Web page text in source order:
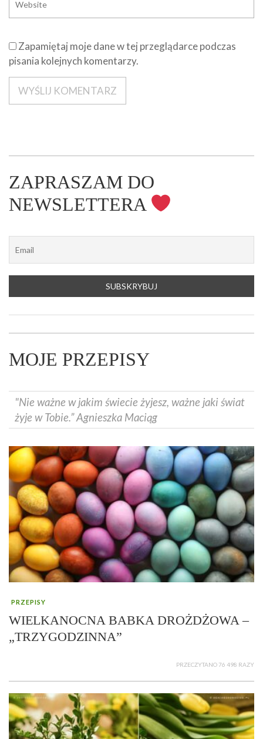
Zapamiętaj moje dane w tej przeglądarce podczas
pisania kolejnych komentarzy.
ZAPRASZAM DO
NEWSLETTERA
MOJE PRZEPISY
"Nie ważne w jakim świecie żyjesz, ważne jaki świat
żyje w Tobie.” Agnieszka Maciąg
PRZEPISY
WIELKANOCNA BABKA DROŻDŻOWA –
„TRZYGODZINNA”
PRZECZYTANO 76 498 RAZY